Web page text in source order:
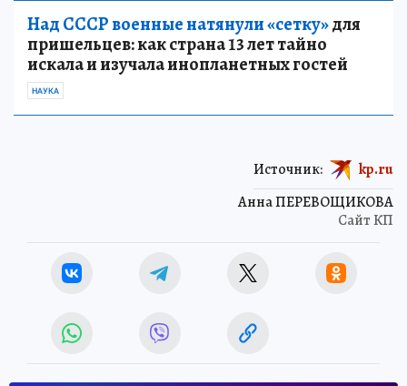
Над СССР военные натянули «сетку»для
пришельцев: как страна 13 лет тайно
искала и изучала инопланетных гостей
НАУКА
Анна ПЕРЕВОЩИКОВА
Сайт КП
Источник: kp.ru